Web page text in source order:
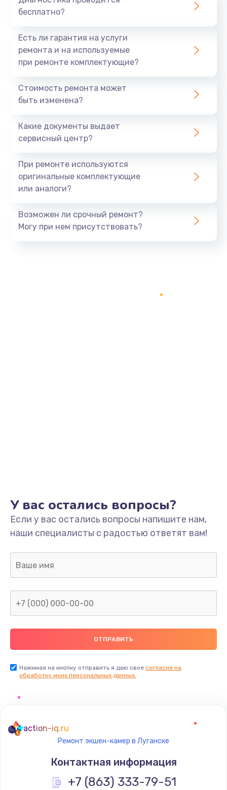
бесплатно?
Есть ли гарантия на услуги
ремонта и на используемые
при ремонте комплектующие?
Стоимость ремонта может
быть изменена?
Какие документы выдает
сервисный центр?
При ремонте используются
оригинальные комплектующие
или аналоги?
Возможен ли срочный ремонт?
Могу при нем присутствовать?
У вас остались вопросы?
Если у вас остались вопросы напишите нам,
наши специалисты с радостью ответят вам!
Нажимая на кнопку отправить я даю свое согласие на
обработку моих персональных данных.
action-iq.ru
Ремонт экшен-камер в Луганске
Контактная информация
+7 (863) 333-79-51